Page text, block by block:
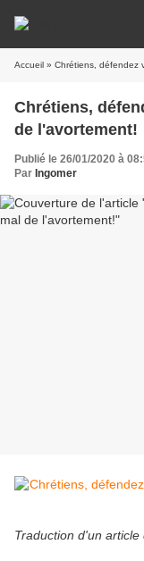
Accueil » Chrétiens, défendez
Chrétiens,
de l'avortement!
Publié le 26/01/2020 à
Par Ingomer
Traduction d'un